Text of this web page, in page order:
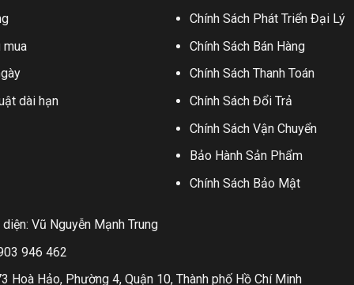
mua
dài hạn
Chính Sách Phát Triển Đại Lý
Chính Sách Bán Hàng
Chính Sách Thanh Toán
Chính Sách Đổi Trả
Chính Sách Vận Chuyển
Bảo Hành Sản Phẩm
Chính Sách Bảo Mật
Vũ Nguyễn Mạnh Trung
946 462
Hoà Hảo, Phường 4, Quận 10, Thành phố Hồ Chí Minh